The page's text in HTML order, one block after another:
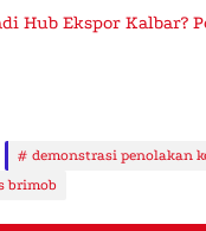
Hub Ekspor Kalbar?
demonstrasi penolakan
brimob